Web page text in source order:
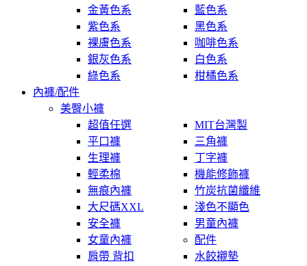
金黃色系
藍色系
紫色系
黑色系
裸膚色系
咖啡色系
銀灰色系
白色系
綠色系
柑橘色系
內褲/配件
美臀小褲
超值任選
MIT台灣製
平口褲
三角褲
生理褲
丁字褲
輕柔棉
機能修飾褲
無痕內褲
竹炭抗菌纖維
大尺碼XXL
淺色不顯色
安全褲
男童內褲
女童內褲
配件
肩帶 背扣
水餃襯墊